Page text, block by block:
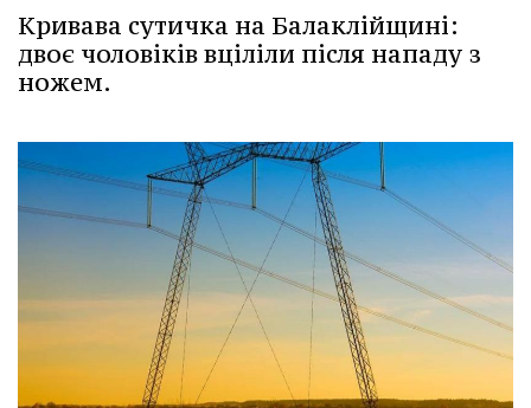
Кривава сутичка на Балаклійщині:
двоє чоловіків вціліли після нападу з
ножем.